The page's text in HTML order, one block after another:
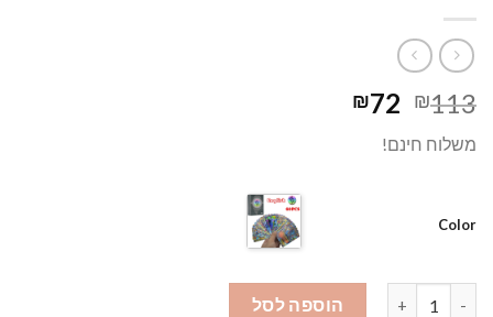
₪113
המחיר
היה:
₪72
משלוח חינם!
Color
הוספה לסל